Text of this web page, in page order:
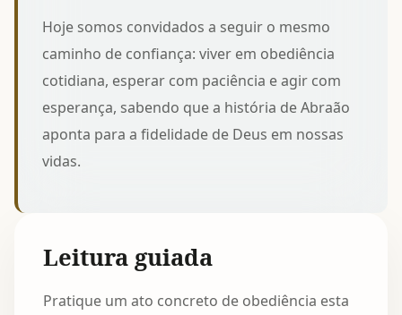
Hoje somos convidados a seguir o mesmo
caminho de confiança: viver em obediência
cotidiana, esperar com paciência e agir com
esperança, sabendo que a história de Abraão
aponta para a fidelidade de Deus em nossas
vidas.
Leitura guiada
Pratique um ato concreto de obediência esta